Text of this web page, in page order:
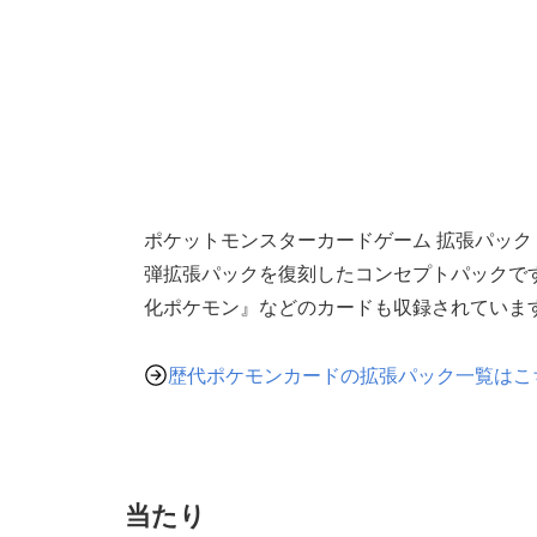
ポケットモンスターカードゲーム 拡張パッ
弾拡張パックを復刻したコンセプトパック
化ポケモン』などのカードも収録されていま
歴代ポケモンカードの拡張パック一覧は
当たり